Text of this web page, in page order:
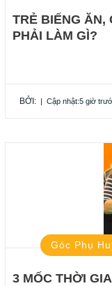
TRẺ BIẾNG ĂN,
PHẢI LÀM GÌ?
BỞI: | Cập nhật:5 giờ
Góc Phụ
3 MỐC THỜI